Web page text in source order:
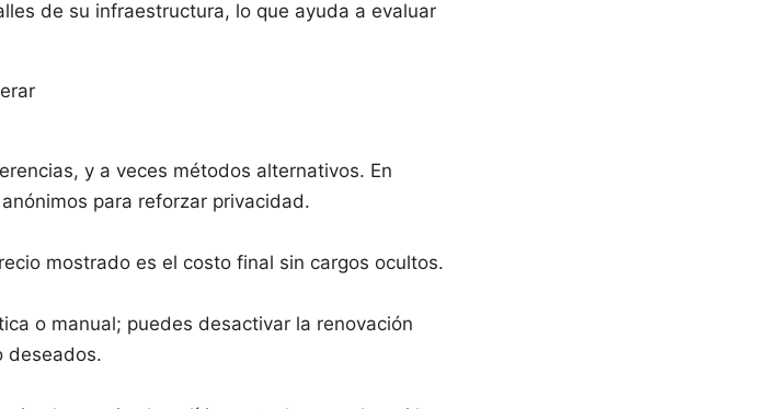
de su infraestructura, lo que ayuda a evaluar
y a veces métodos alternativos. En
para reforzar privacidad.
mostrado es el costo final sin cargos ocultos.
o manual; puedes desactivar la renovación
deseados.